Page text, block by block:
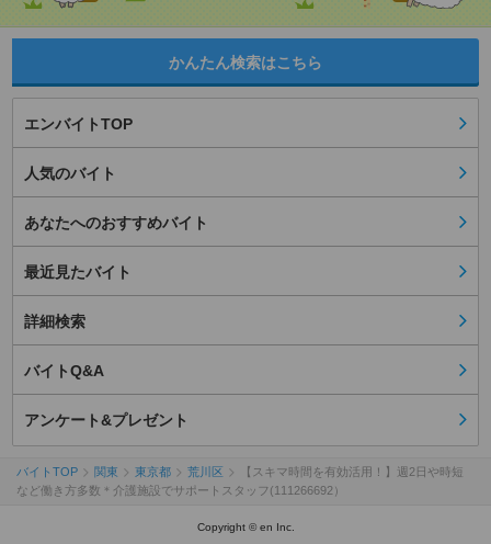
かんたん検索はこちら
エンバイトTOP
人気のバイト
あなたへのおすすめバイト
最近見たバイト
詳細検索
バイトQ&A
アンケート&プレゼント
バイトTOP 関東 東京都 荒川区
【スキマ時間を有効活用！】週2日や時短
など働き方多数＊介護施設でサポートスタッフ(111266692）
Copyright © en Inc.